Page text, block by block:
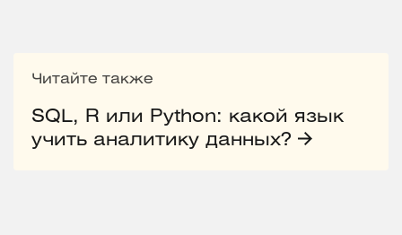
Читайте также
SQL, R или Python: какой язык
учить аналитику данных?